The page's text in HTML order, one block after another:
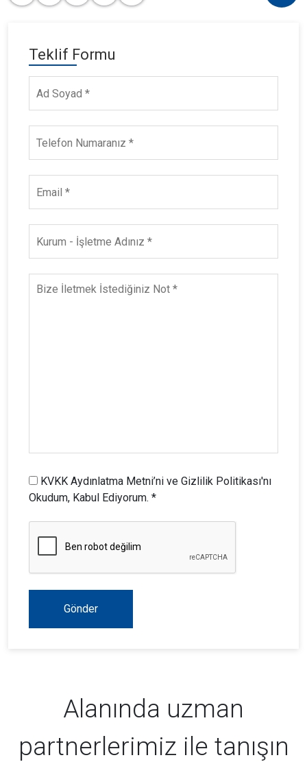
Teklif Formu
KVKK Aydınlatma Metni’ni ve Gizlilik Politikası'nı
Okudum, Kabul Ediyorum. *
Gönder
Alanında uzman
partnerlerimiz ile tanışın